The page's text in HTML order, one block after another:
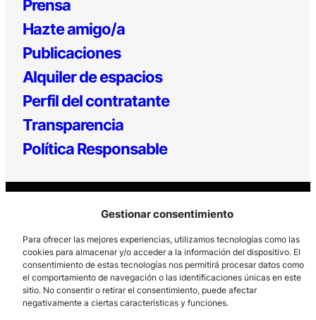
Gestionar consentimiento
Para ofrecer las mejores experiencias, utilizamos tecnologías como las
cookies para almacenar y/o acceder a la información del dispositivo. El
consentimiento de estas tecnologías nos permitirá procesar datos como
el comportamiento de navegación o las identificaciones únicas en este
sitio. No consentir o retirar el consentimiento, puede afectar
negativamente a ciertas características y funciones.
Prensa
Hazte amigo/a
Publicaciones
Alquiler de espacios
Perfil del contratante
Transparencia
Política Responsable
Los Prados, 121 – 33203 Gijón
985 185 577 – info@laboralcentrodearte.org